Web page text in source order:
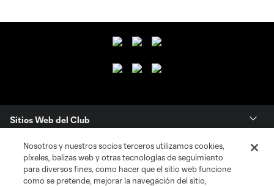
Sitios Web del Club
Club
Tickets
Nosotros y nuestros socios terceros utilizamos cookies,
píxeles, balizas web y otras tecnologías de seguimiento
para diversos fines, como hacer que el sitio web funcione
como se pretende, mejorar la navegación del sitio,